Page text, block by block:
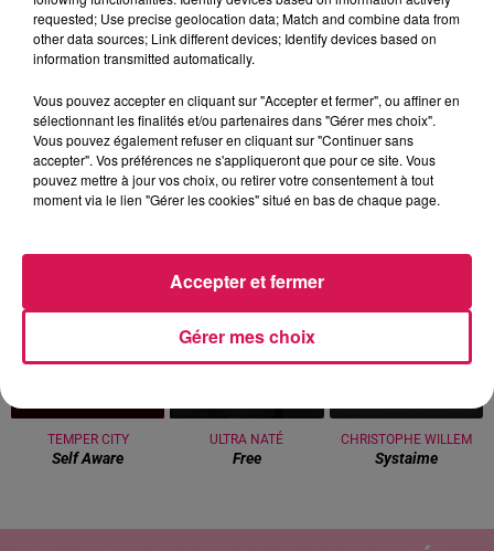
0h00 - 6h00
Les hits de Canal FM
TEMPER CITY
Self Aware
ULTRA NATÉ
Free
CHRISTOPHE WILLEM
Systaime
requested; Use precise geolocation data; Match and combine data from
other data sources; Link different devices; Identify devices based on
information transmitted automatically.
Vous pouvez accepter en cliquant sur "Accepter et fermer", ou affiner en
sélectionnant les finalités et/ou partenaires dans "Gérer mes choix".
Vous pouvez également refuser en cliquant sur "Continuer sans
accepter". Vos préférences ne s'appliqueront que pour ce site. Vous
pouvez mettre à jour vos choix, ou retirer votre consentement à tout
moment via le lien "Gérer les cookies" situé en bas de chaque page.
Gérer mes choix
Accepter et fermer